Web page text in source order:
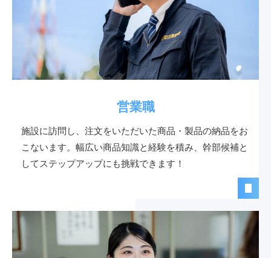
営業職
施設に訪問し、注文をいただいた商品・製品の納品をお
こないます。幅広い商品知識と経験を積み、幹部候補と
してステップアップにも挑戦できます！